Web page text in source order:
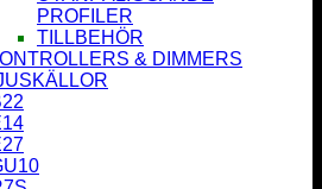
PROFILER
TILLBEHÖR
& DIMMERS